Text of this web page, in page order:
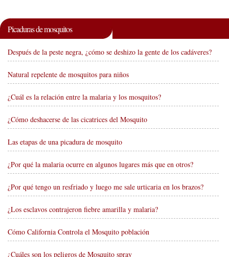
Picaduras de mosquitos
Después de la peste negra, ¿cómo se deshizo la gente de los cadáveres?
Natural repelente de mosquitos para niños
¿Cuál es la relación entre la malaria y los mosquitos?
¿Cómo deshacerse de las cicatrices del Mosquito
Las etapas de una picadura de mosquito
¿Por qué la malaria ocurre en algunos lugares más que en otros?
¿Por qué tengo un resfriado y luego me sale urticaria en los brazos?
¿Los esclavos contrajeron fiebre amarilla y malaria?
Cómo California Controla el Mosquito población
¿Cuáles son los peligros de Mosquito spray